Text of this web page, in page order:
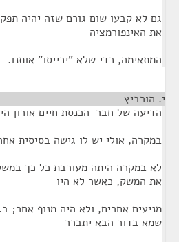
גם לא קבעו שום גורם שזה יהיה
את האינפורמציה
המתאימה, כדי שלא "יכייסו" אותנו.
י. הורביץ
הדיעה של חבר-הכנסת חיים אורון
במקרה, אולי יש לו גישה בסיסית
לא במקרה היתה מעורבת כל כך
את המשק, כאשר לא היו
מניעים אחרים, ולא היה מנוף אחר;
שמא בדור הבא יתברר